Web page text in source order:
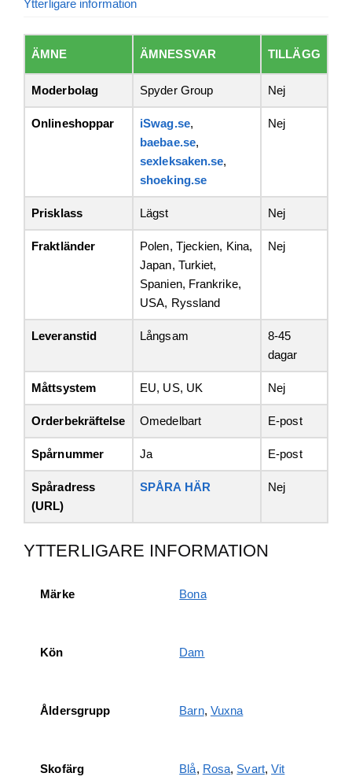
Ytterligare information
ÄMNE ÄMNESSVAR TILLÄGG
Moderbolag Spyder Group Nej
Onlineshoppar iSwag.se,
baebae.se,
sexleksaken.se,
shoeking.se
Nej
Prisklass Lägst Nej
Fraktländer
Polen, Tjeckien, Kina,
Japan, Turkiet,
Spanien, Frankrike,
USA, Ryssland
Nej
Leveranstid Långsam
8-45
dagar
Måttsystem EU, US, UK Nej
Orderbekräftelse Omedelbart E-post
Spårnummer Ja E-post
Spåradress
(URL)
SPÅRA HÄR Nej
YTTERLIGARE INFORMATION
Märke Bona
Kön Dam
Åldersgrupp Barn, Vuxna
Skofärg Blå, Rosa, Svart,Vit